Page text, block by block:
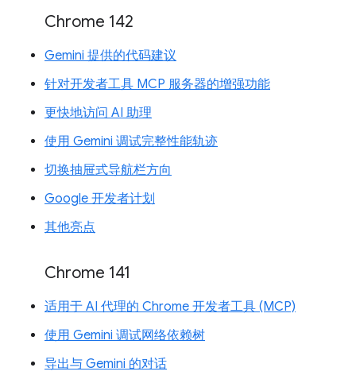
Chrome 142
Gemini 提供的代码建议
针对开发者工具 MCP 服务器的增强功能
更快地访问 AI 助理
使用 Gemini 调试完整性能轨迹
切换抽屉式导航栏方向
Google 开发者计划
其他亮点
Chrome 141
适用于 AI 代理的 Chrome 开发者工具 (MCP)
使用 Gemini 调试网络依赖树
导出与 Gemini 的对话